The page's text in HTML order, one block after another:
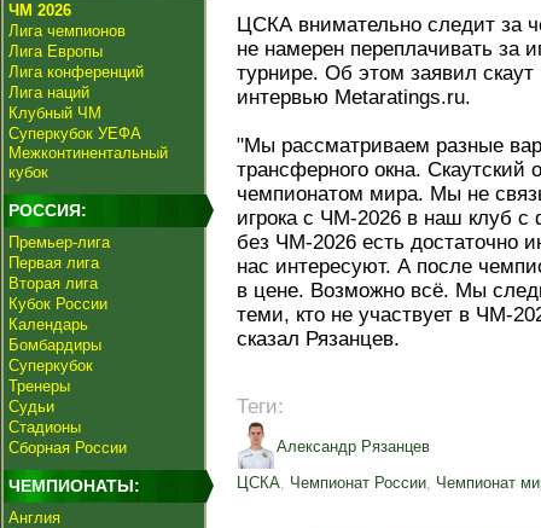
ЧМ 2026
Лига чемпионов
Лига Европы
Лига конференций
Лига наций
Клубный ЧМ
Суперкубок УЕФА
Межконтинентальный
кубок
РОССИЯ:
Премьер-лига
Первая лига
Вторая лига
Кубок России
Календарь
Бомбардиры
Суперкубок
Тренеры
Судьи
Стадионы
Сборная России
ЧЕМПИОНАТЫ:
Англия
ЦСКА внимательно следит за
не намерен переплачивать за
турнире. Об этом заявил
интервью Metaratings.ru.
"Мы рассматриваем разные
трансферного окна.
чемпионатом мира. Мы не
игрока с ЧМ-2026 в наш клуб с
без ЧМ-2026 есть достаточно
нас интересуют. А после
в цене. Возможно всё. Мы
теми, кто не участвует в ЧМ-
сказал Рязанцев.
Теги:
Александр Рязанцев
ЦСКА, Чемпионат России, Чемпионат